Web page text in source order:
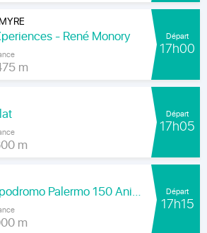
- René Monory
m
Départ
17h00
m
Départ
17h05
Prix du Cercle - Hipodromo Palermo 150 Aniversario
m
Départ
17h15